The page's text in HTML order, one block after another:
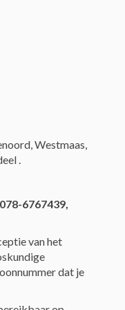
Westmaas,
.
078-6767439,
van het
dat je